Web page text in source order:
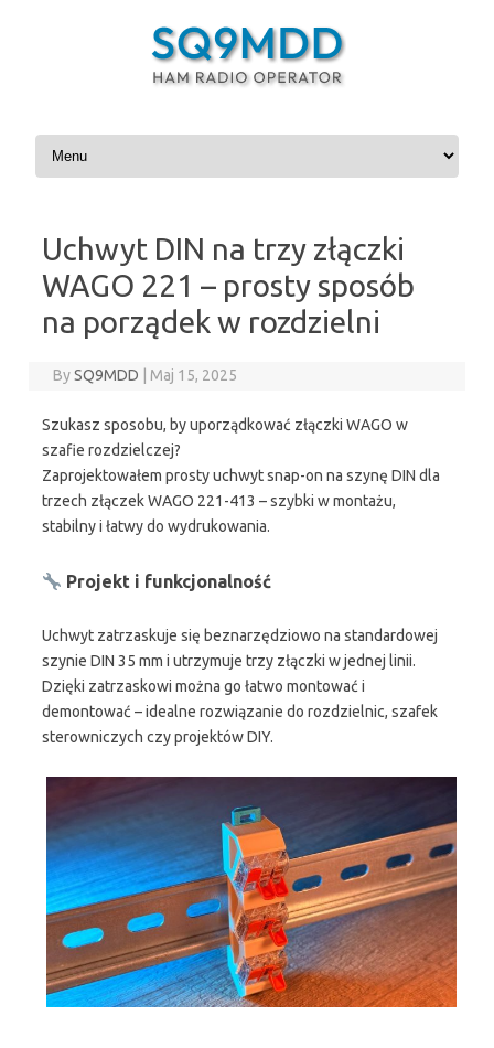
Skip to content
Uchwyt DIN na trzy złączki
WAGO 221 – prosty sposób
na porządek w rozdzielni
BySQ9MDD Maj 15, 2025
Szukasz sposobu, by uporządkować złączki WAGO w
szafie rozdzielczej?
Zaprojektowałem prosty uchwyt snap-on na szynę DIN dla
trzech złączek WAGO 221-413 – szybki w montażu,
stabilny i łatwy do wydrukowania.
Projekt i funkcjonalność
Uchwyt zatrzaskuje się beznarzędziowo na standardowej
szynie DIN 35 mm i utrzymuje trzy złączki w jednej linii.
Dzięki zatrzaskowi można go łatwo montować i
demontować – idealne rozwiązanie do rozdzielnic, szafek
sterowniczych czy projektów DIY.